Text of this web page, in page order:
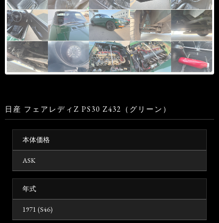
日産 フェアレディZ PS30 Z432（グリーン）
本体価格
ASK
年式
1971 (S46)